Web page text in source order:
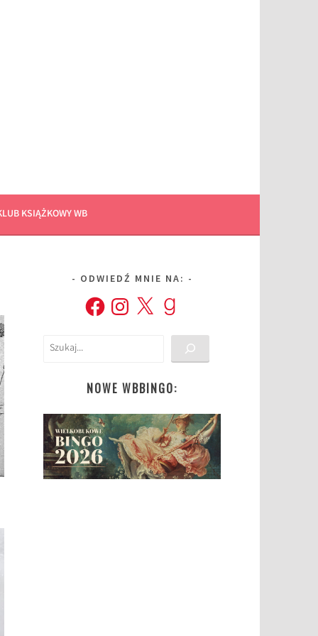
KSIĄŻKOWY WB
ODWIEDŹ MNIE NA:
FacebookInstagram
X Goodreads
Szukaj
NOWE WBBINGO: